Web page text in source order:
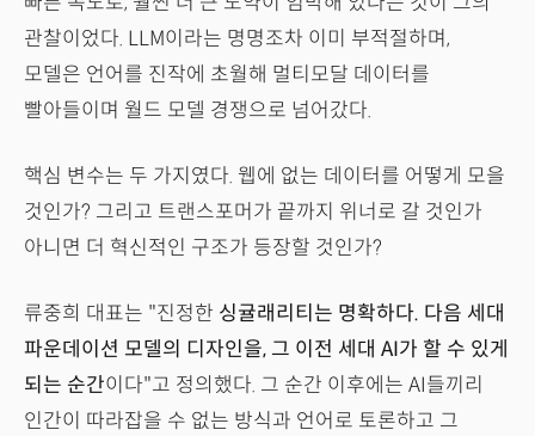
관찰이었다. LLM이라는 명명조차 이미 부적절하며,
모델은 언어를 진작에 초월해 멀티모달 데이터를
빨아들이며 월드 모델 경쟁으로 넘어갔다.
핵심 변수는 두 가지였다. 웹에 없는 데이터를 어떻게 모을
것인가? 그리고 트랜스포머가 끝까지 위너로 갈 것인가
아니면 더 혁신적인 구조가 등장할 것인가?
류중희 대표는 "진정한 싱귤래리티는 명확하다. 다음 세대
파운데이션 모델의 디자인을, 그 이전 세대 AI가 할 수 있게
되는 순간이다"고 정의했다. 그 순간 이후에는 AI들끼리
인간이 따라잡을 수 없는 방식과 언어로 토론하고 그